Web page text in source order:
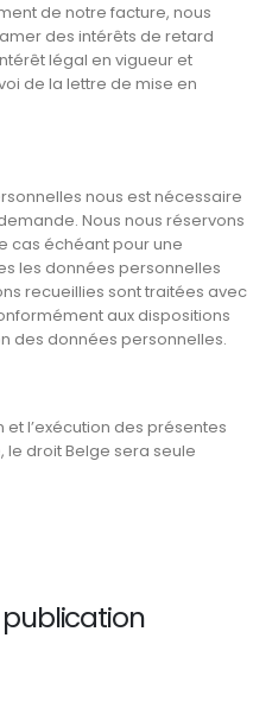
de notre facture, nous
des intérêts de retard
légal en vigueur et
de la lettre de mise en
nous est nécessaire
Nous nous réservons
cas échéant pour une
les données personnelles
recueillies sont traitées avec
aux dispositions
des données personnelles.
et l’exécution des présentes
droit Belge sera seule